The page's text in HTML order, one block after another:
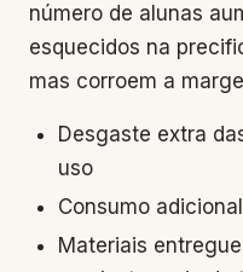
número de alunas
esquecidos na
mas corroem a
Desgaste extra
uso
Consumo
Materiais